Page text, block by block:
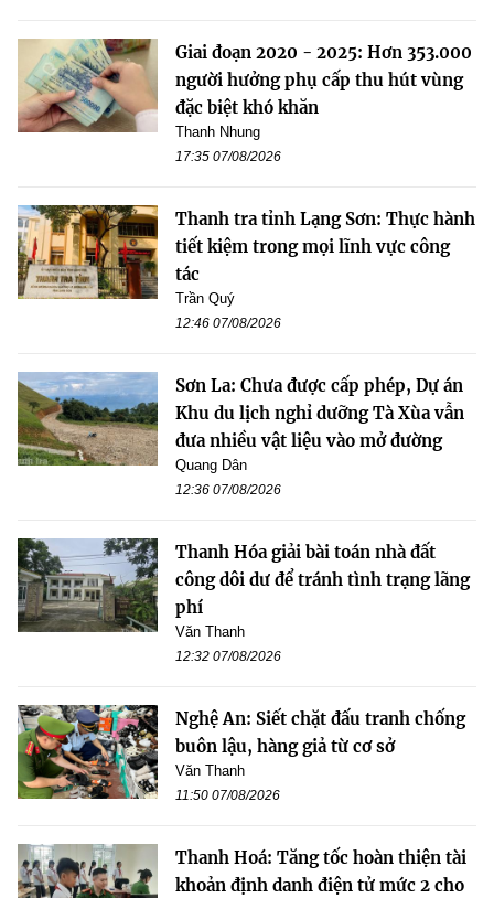
Giai đoạn 2020 - 2025: Hơn 353.000
người hưởng phụ cấp thu hút vùng
đặc biệt khó khăn
Thanh Nhung
17:35 07/08/2026
Thanh tra tỉnh Lạng Sơn: Thực hành
tiết kiệm trong mọi lĩnh vực công
tác
Trần Quý
12:46 07/08/2026
Sơn La: Chưa được cấp phép, Dự án
Khu du lịch nghỉ dưỡng Tà Xùa vẫn
đưa nhiều vật liệu vào mở đường
Quang Dân
12:36 07/08/2026
Thanh Hóa giải bài toán nhà đất
công dôi dư để tránh tình trạng lãng
phí
Văn Thanh
12:32 07/08/2026
Nghệ An: Siết chặt đấu tranh chống
buôn lậu, hàng giả từ cơ sở
Văn Thanh
11:50 07/08/2026
Thanh Hoá: Tăng tốc hoàn thiện tài
khoản định danh điện tử mức 2 cho